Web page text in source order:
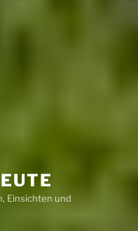
Einsichten und